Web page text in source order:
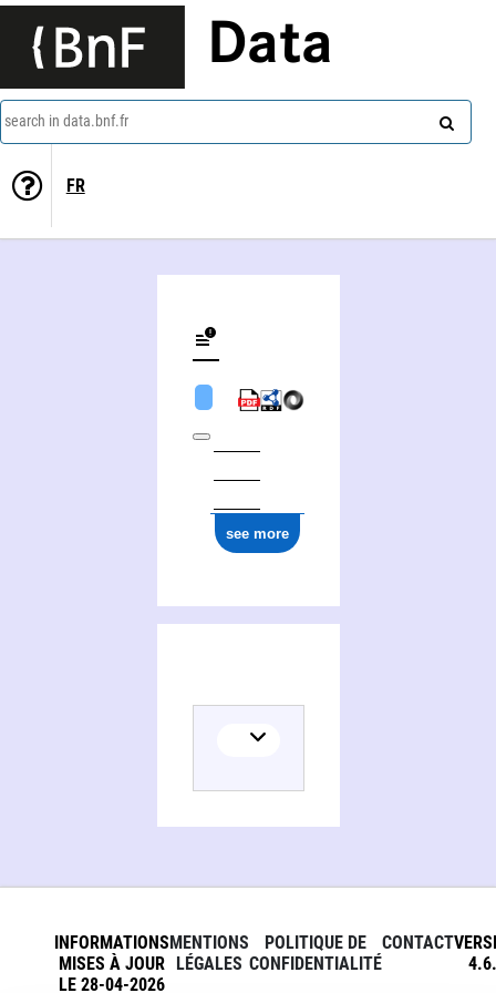
Data
search in data.bnf.fr
FR
see more
INFORMATIONS
MISES À JOUR
LE 28-04-2026
MENTIONS
LÉGALES
POLITIQUE DE
CONFIDENTIALITÉ
CONTACT